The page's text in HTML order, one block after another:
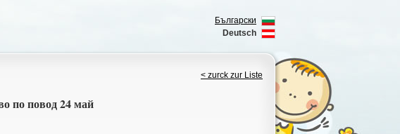
Български
Deutsch
< zurck zur Liste
по повод 24 май